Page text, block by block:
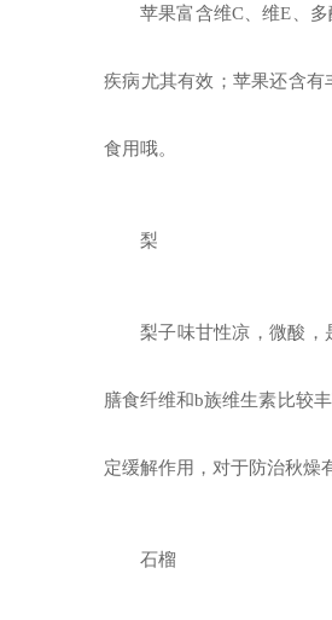
苹果富含维C、维E、
疾病尤其有效；苹果还含
食用哦。
梨
梨子味甘性凉，微酸，
膳食纤维和b族维生素比较
定缓解作用，对于防治秋燥
石榴